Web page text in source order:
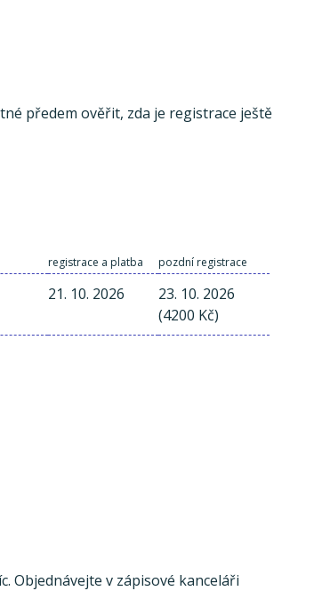
předem ověřit, zda je registrace ještě
registrace a platba pozdní registrace
21. 10. 2026
23. 10. 2026
(4200 Kč)
Objednávejte v zápisové kanceláři